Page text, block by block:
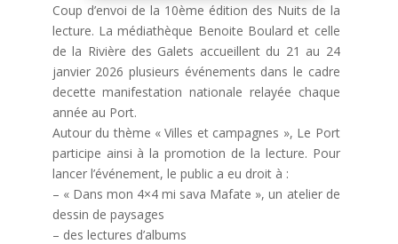
Coup d’envoi de la 10ème édition des Nuits de la
lecture. La médiathèque Benoite Boulard et celle
de la Rivière des Galets accueillent du 21 au 24
janvier 2026 plusieurs événements dans le cadre
decette manifestation nationale relayée chaque
année au Port.
Autour du thème « Villes et campagnes », Le Port
participe ainsi à la promotion de la lecture. Pour
lancer l’événement, le public a eu droit à :
– « Dans mon 4×4 mi sava Mafate », un atelier de
dessin de paysages
– des lectures d’albums